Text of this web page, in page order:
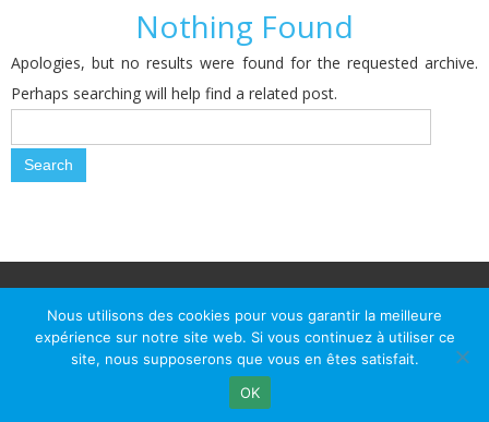
Nothing Found
Apologies, but no results were found for the requested archive.
Perhaps searching will help find a related post.
Mairie du Passage d'Agen, BP 7, place du Général de Gaulle, 47520
Le Passage d'Agen - Téléphone: +33 5 53 77 18 77
Nous utilisons des cookies pour vous garantir la meilleure
expérience sur notre site web. Si vous continuez à utiliser ce
site, nous supposerons que vous en êtes satisfait.
OK